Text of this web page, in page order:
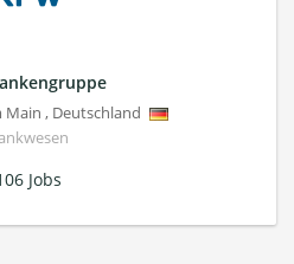
Main , Deutschland
Jobs